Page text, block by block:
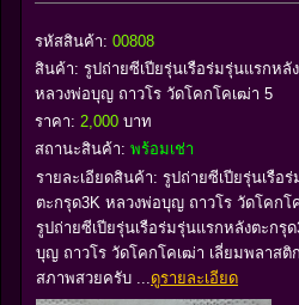
รหัสสินค้า: 00808
สินค้า: รูปถ่ายซีเปียรุ่นเรือร่มรุ่นแรกหลั
หลวงพ่อบุญ ถาวโร วัดโคกโคเฒ่า 5
ราคา: 2,000 บาท
สถานะสินค้า: พร้อมเช่า
รายละเอียดสินค้า: รูปถ่ายซีเปียรุ่นเรือ
ตะกรุด3K หลวงพ่อบุญ ถาวโร วัดโคกโ
รูปถ่ายซีเปียรุ่นเรือร่มรุ่นแรกหลังตะกรุ
บุญ ถาวโร วัดโคกโคเฒ่า เลี่ยมพลาสติ
สภาพสวยครับ ...ดูรายละเอียด